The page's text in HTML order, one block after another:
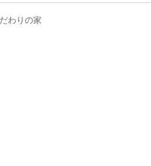
わりの家